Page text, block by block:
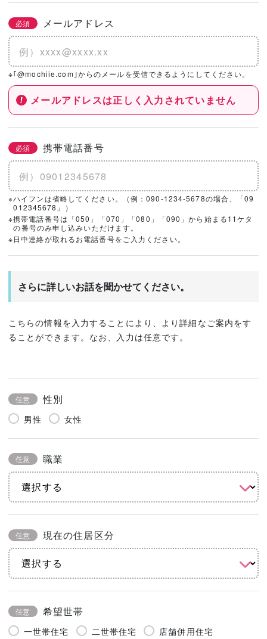
必須 メールアドレス
※｢@mochiie.com｣からのメールを受信できるようにしてください。
メールアドレスは正しく入力されていません
必須 携帯電話番号
※ハイフンは省略してください。（例：090-1234-5678の場合、「09
012345678」）
※携帯電話番号は「050」「070」「080」「090」から始まる11ケタ
の番号のみ申し込みいただけます。
※日中連絡が取れるお電話番号をご入力ください。
さらに詳しいお話を聞かせてください。
こちらの情報を入力することにより、より詳細なご案内をす
ることができます。なお、入力は任意です。
任意 性別
男性 女性
任意 職業
任意 現在の住居区分
任意 希望世帯
一世帯住宅 二世帯住宅 店舗併用住宅